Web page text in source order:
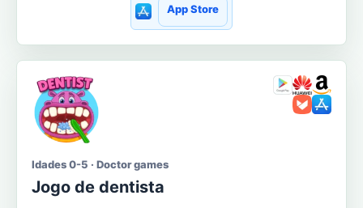
App Store
Idades 0-5 · Doctor games
Jogo de dentista